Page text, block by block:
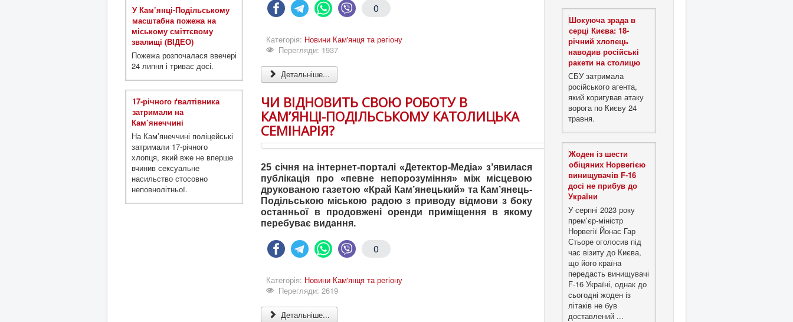
У Кам’янці-Подільському
масштабна пожежа на
міському сміттєвому
звалищі (ВІДЕО)
Пожежа розпочалася ввечері
24 липня і триває досі.
17-річного ґвалтівника
затримали на
Кам’янеччині
На Камʼянеччині поліцейські
затримали 17-річного
хлопця, який вже не вперше
вчинив сексуальне
насильство стосовно
неповнолітньої.
0
Категорія: Новини Кам'янця та регіону
Перегляди: 1937
Детальніше...
ЧИ ВІДНОВИТЬ СВОЮ РОБОТУ В
КАМ’ЯНЦІ-ПОДІЛЬСЬКОМУ КАТОЛИЦЬКА
СЕМІНАРІЯ?
25 січня на інтернет-порталі «Детектор-Медіа» з’явилася
публікація про «певне непорозуміння» між місцевою
друкованою газетою «Край Кам’янецький» та Кам’янець-
Подільською міською радою з приводу відмови з боку
останньої в продовжені оренди приміщення в якому
перебуває видання.
0
Категорія: Новини Кам'янця та регіону
Перегляди: 2619
Детальніше...
Шокуюча зрада в
серці Києва: 18-
річний хлопець
наводив російські
ракети на столицю
СБУ затримала
російського агента,
який коригував атаку
ворога по Києву 24
травня.
Жоден із шести
обіцяних Норвегією
винищувачів F-16
досі не прибув до
України
У серпні 2023 року
прем’єр-міністр
Норвегії Йонас Гар
Стьоре оголосив під
час візиту до Києва,
що його країна
передасть винищувачі
F-16 Україні, однак до
сьогодні жоден із
літаків не був
доставлений ...